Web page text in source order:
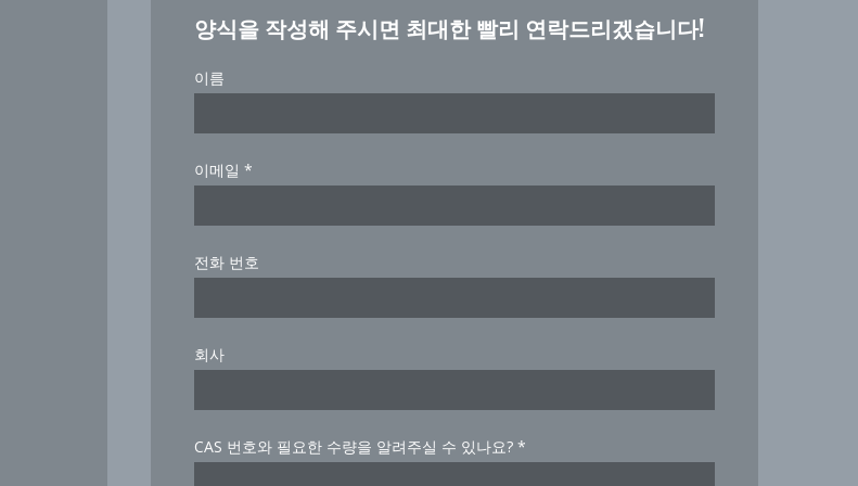
양식을 작성해 주시면 최대한 빨리 연락드리겠습니다!
이름
이메일 *
much
you
전화 번호
회사
CAS 번호와 필요한 수량을 알려주실 수 있나요? *